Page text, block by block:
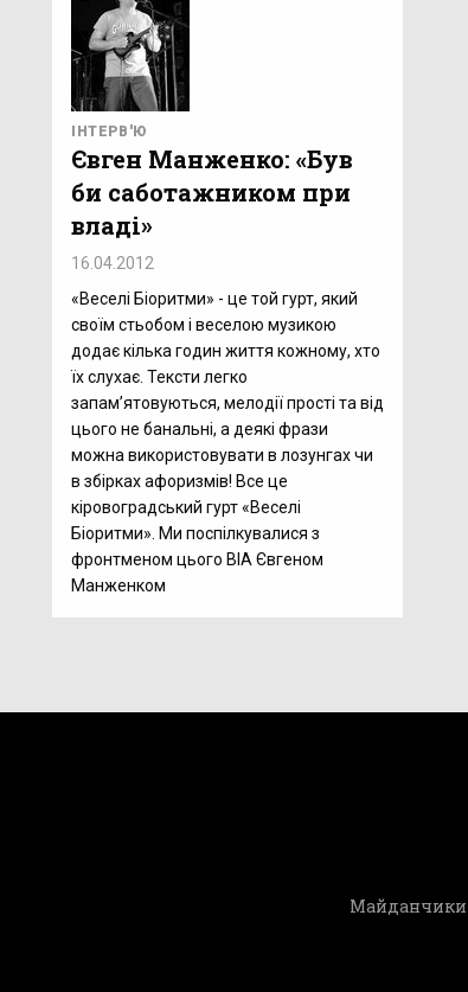
ІНТЕРВ'Ю
Євген Манженко: «Був
би саботажником при
владі»
16.04.2012
«Веселі Біоритми» - це той гурт, який
своїм стьобом і веселою музикою
додає кілька годин життя кожному, хто
їх слухає. Тексти легко
запам’ятовуються, мелодії прості та від
цього не банальні, а деякі фрази
можна використовувати в лозунгах чи
в збірках афоризмів! Все це
кіровоградський гурт «Веселі
Біоритми». Ми поспілкувалися з
фронтменом цього ВІА Євгеном
Манженком
Майданчики